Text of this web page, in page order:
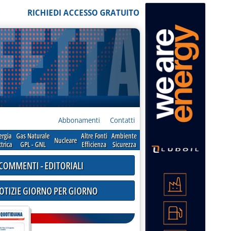
RICHIEDI ACCESSO GRATUITO
Abbonamenti Contatti
Gas Naturale
GPL - GNL
Nucleare Altre Fonti
Efficienza
Ambiente
Sicurezza
- EDITORIALI
GIORNO PER GIORNO